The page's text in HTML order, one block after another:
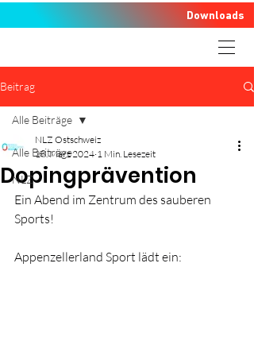
Downloads
Beitrag
Alle Beiträge
NLZ
Alle Beiträge
Dopingprävention
NLZ Ostschweiz
18. März 2024 1 Min. Lesezeit
Ein Abend im Zentrum des sauberen
Sports!
Appenzellerland Sport lädt ein: